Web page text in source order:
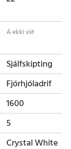
Sjálfskipting
Fjórhjóladrif
1600
5
Crystal White